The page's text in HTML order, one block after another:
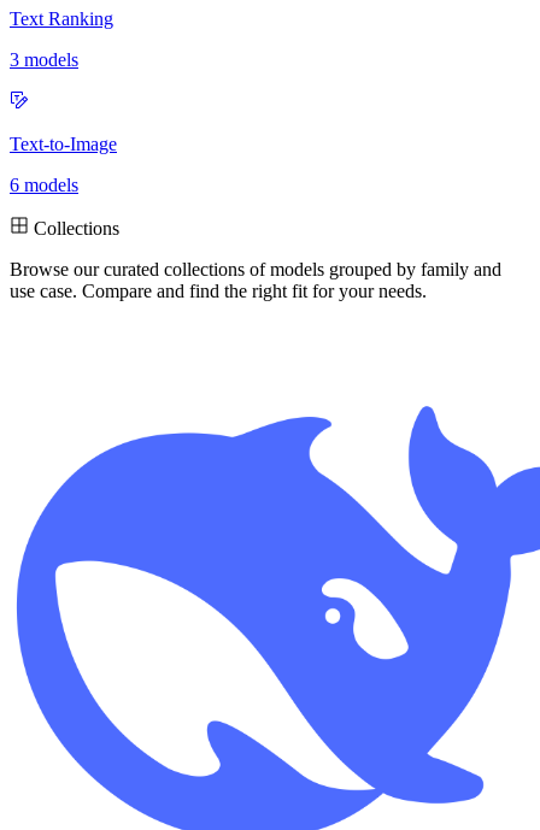
Text Ranking
3 models
Text-to-Image
6 models
Collections
Browse our curated collections of models grouped by family and
use case. Compare and find the right fit for your needs.